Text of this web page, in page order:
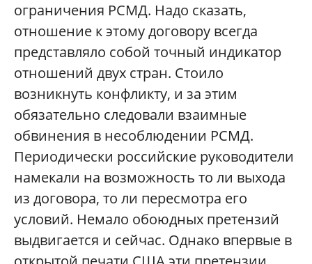
ограничения РСМД. Надо сказать,
отношение к этому договору всегда
представляло собой точный индикатор
отношений двух стран. Стоило
возникнуть конфликту, и за этим
обязательно следовали взаимные
обвинения в несоблюдении РСМД.
Периодически российские руководители
намекали на возможность то ли выхода
из договора, то ли пересмотра его
условий. Немало обоюдных претензий
выдвигается и сейчас. Однако впервые в